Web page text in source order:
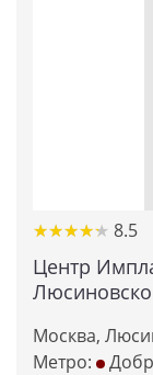
★★★★★
★★★★★ 8.5
Центр
Москва,
Метро: